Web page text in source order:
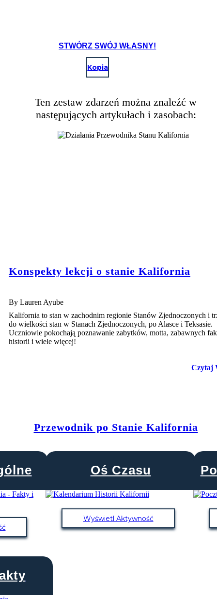
STWÓRZ SWÓJ WŁASNY!
Kopia
Ten zestaw zdarzeń można znaleźć w
następujących artykułach i zasobach:
Konspekty lekcji o stanie Kalifornia
By Lauren Ayube
Kalifornia to stan w zachodnim regionie Stanów Zjednoczonych i
do wielkości stan w Stanach Zjednoczonych, po Alasce i Teksasie.
Uczniowie pokochają poznawanie zabytków, motta, zabawnych
historii i wiele więcej!
Czytaj
Przewodnik po Stanie Kalifornia
Oś Czasu
Wyświetl Aktywność